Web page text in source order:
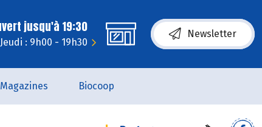
jusqu'à 19:30
Jeudi : 9h00 - 19h30
Newsletter
Magazines Biocoop